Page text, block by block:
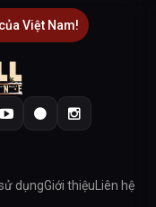
Việt Nam!
dụngGiới thiệu Liên hệ